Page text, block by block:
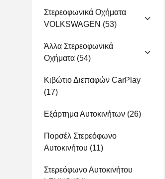
Στερεοφωνικά Οχήματα
VOLKSWAGEN (53)
Άλλα Στερεοφωνικά
Οχήματα (54)
Κιβώτιο Διεπαφών CarPlay
(17)
Εξάρτημα Αυτοκινήτων (26)
Πορσέλ Στερεόφωνο
Αυτοκινήτου (11)
Στερεόφωνο Αυτοκινήτου